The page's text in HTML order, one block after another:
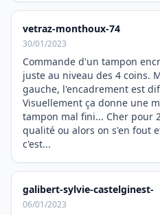
vetraz-monthoux-74
30/01/2023
Commande d'un tampon
juste au niveau des 4 coins.
gauche, l'encadrement est
Visuellement ça donne une
tampon mal fini... Cher pour
qualité ou alors on s'en fout
c'est...
galibert-sylvie-castelginest-
06/01/2023